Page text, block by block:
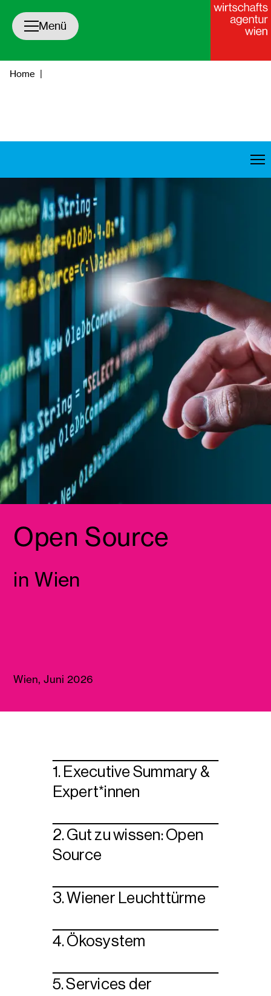
Navigation öffnen/schließen
Menü
Home |
Open Source
in Wien
Wien, Juni 2026
1. Executive Summary &
Expert*innen
2. Gut zu wissen: Open
Source
3. Wiener Leuchttürme
4. Ökosystem
5. Services der